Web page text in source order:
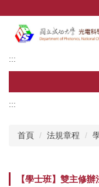
內
容
:::
各項公告
:::
首頁 法規章程
【學士班】雙主修